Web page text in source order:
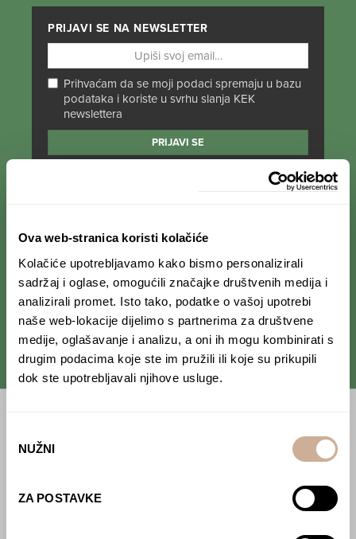
Ova web-stranica koristi kolačiće
Kolačiće upotrebljavamo kako bismo personalizirali
sadržaj i oglase, omogućili značajke društvenih medija i
analizirali promet. Isto tako, podatke o vašoj upotrebi
naše web-lokacije dijelimo s partnerima za društvene
medije, oglašavanje i analizu, a oni ih mogu kombinirati s
drugim podacima koje ste im pružili ili koje su prikupili
dok ste upotrebljavali njihove usluge.
pristanka
NUŽNI
ZA POSTAVKE
PRIJAVI SE NA NEWSLETTER
Prihvaćam da se moji podaci spremaju u bazu
podataka i koriste u svrhu slanja KEK
newslettera
Od Norveške do Antarktike i od Južne Amerike
reportaže i fotke. Budi uvijek u toku ine
propusti novosti iz svijeta ekspedicionizma i
kulture